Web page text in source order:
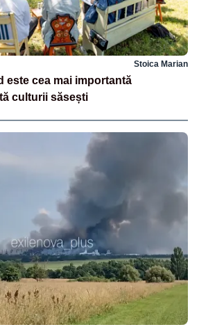
Stoica Marian
este cea mai importantă
culturii săsești